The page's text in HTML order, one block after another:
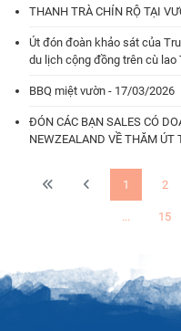
THANH TRÀ CHÍN RỘ TẠI
Út đón đoàn khảo sát của
du lịch cộng đồng trên cù
BBQ miệt vườn - 17/03/2026
ĐÓN CÁC BẠN SALES CÓ
NEWZEALAND VỀ THĂM
1 2
... 15